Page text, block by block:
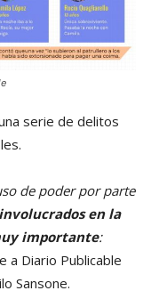
serie de delitos
de poder por parte
en la
importante:
a Diario Publicable
Sansone.